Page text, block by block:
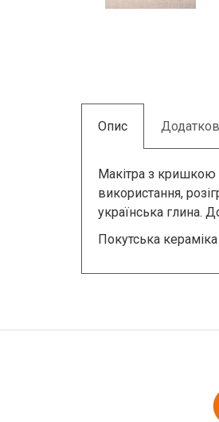
Опис
Макітра з кришкою
використання,
українська глина.
Покутська